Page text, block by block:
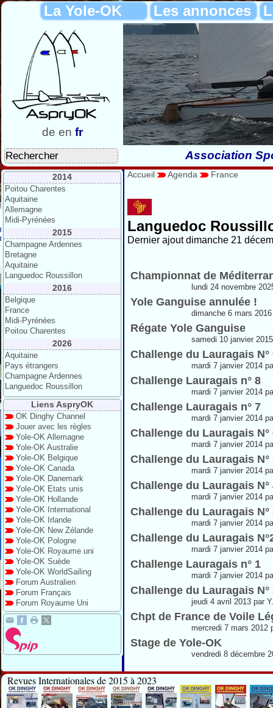
La Yole-OK Les annonces
de en fr
Association
2014
Poitou Charentes
Aquitaine
Allemagne
Midi-Pyrénées
2015
Champagne Ardennes
Bretagne
Aquitaine
Languedoc Roussillon
2016
Belgique
France
Midi-Pyrénées
Poitou Charentes
2026
Aquitaine
Pays étrangers
Champagne Ardennes
Languedoc Roussillon
Liens AspryOK
OK Dinghy Channel
Jouer avec les règles
Yole-OK Allemagne
Yole-OK Australie
Yole-OK Belgique
Yole-OK Canada
Yole-OK Danemark
Yole-OK Etats unis
Yole-OK Hollande
Yole-OK International
Yole-OK Irlande
Yole-OK New Zélande
Yole-OK Pologne
Yole-OK Royaume uni
Yole-OK Suède
Yole-OK WorldSailing
Forum Australien
Forum Français
Forum Royaume Uni
Accueil Agenda France
Languedoc
Dernier ajout dimanche 21
Championnat de
lundi 24 novembre
Yole Ganguise annulée !
dimanche 6 mars
Régate Yole Ganguise
samedi 10 janvier
Challenge du Lauragais N°
mardi 7 janvier 2014
Challenge Lauragais n° 8
mardi 7 janvier 2014
Challenge Lauragais n° 7
mardi 7 janvier 2014
Challenge du Lauragais N°
mardi 7 janvier 2014
Challenge du Lauragais N°
mardi 7 janvier 2014
Challenge du Lauragais N°
mardi 7 janvier 2014
Challenge du Lauragais N°
mardi 7 janvier 2014
Challenge du Lauragais
mardi 7 janvier 2014
Challenge Lauragais n° 1
mardi 7 janvier 2014
Challenge du Lauragais N°
jeudi 4 avril 2013 par
Chpt de France de Voile
mercredi 7 mars 2012
Stage de Yole-OK
vendredi 8 décembre
Revues Internationales de 2015 à 2023